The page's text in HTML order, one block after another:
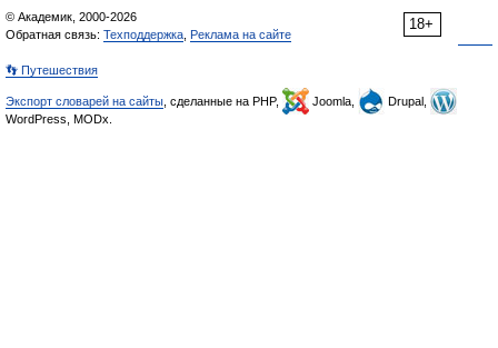
18+
© Академик, 2000-2026
Обратная связь: Техподдержка Реклама на сайте
👣 Путешествия
Экспорт словарей на сайты , сделанные на PHP, Joomla,
Drupal,
WordPress, MODx.